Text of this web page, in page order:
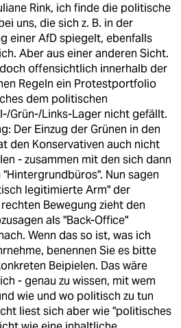
Rink, ich finde die politische
uns, die sich z. B. in der
einer AfD spiegelt, ebenfalls
Aber aus einer anderen Sicht.
offensichtlich innerhalb der
Regeln ein Protestportfolio
dem politischen
Grün-/Links-Lager nicht gefällt.
Der Einzug der Grünen in den
den Konservativen auch nicht
- zusammen mit den sich dann
Nun sagen
legitimierte Arm" der
Bewegung zieht den
als "Back-Office"
Wenn das so ist, was ich
benennen Sie es bitte
Beipielen. Das wäre
- genau zu wissen, mit wem
wie und wo politisch zu tun
liest sich aber wie "politisches